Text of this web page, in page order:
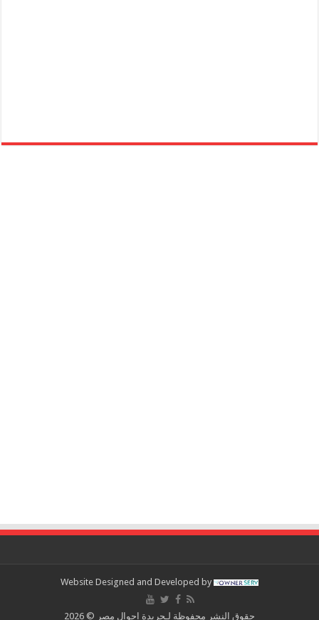
Website Designed and Developed by
حقوق النشر محفوظة لـجريدة احوال مصر © 2026